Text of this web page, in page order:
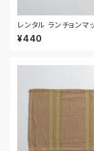
レンタル ランチョンマッ
42cm｜MAW025
¥440